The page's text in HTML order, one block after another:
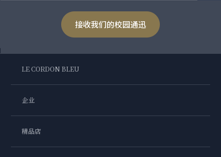
接收我们的校园通迅
LE CORDON BLEU
企业
精品店